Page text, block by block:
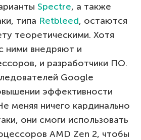
Spectre, а также
типа Retbleed, остаются
теоретическими. Хотя
ними внедряют и
и разработчики ПО.
Google
эффективности
меняя ничего кардинально
они смоги использовать
AMD Zen 2, чтобы